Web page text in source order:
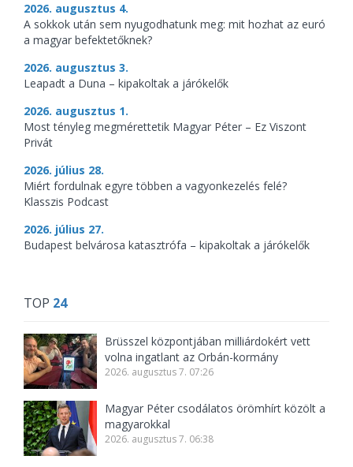
2026. augusztus 4.
A sokkok után sem nyugodhatunk meg: mit hozhat az euró
a magyar befektetőknek?
2026. augusztus 3.
Leapadt a Duna – kipakoltak a járókelők
2026. augusztus 1.
Most tényleg megmérettetik Magyar Péter – Ez Viszont
Privát
2026. július 28.
Miért fordulnak egyre többen a vagyonkezelés felé?
Klasszis Podcast
2026. július 27.
Budapest belvárosa katasztrófa – kipakoltak a járókelők
TOP 24
Brüsszel központjában milliárdokért vett
volna ingatlant az Orbán-kormány
2026. augusztus 7. 07:26
Magyar Péter csodálatos örömhírt közölt a
magyarokkal
2026. augusztus 7. 06:38